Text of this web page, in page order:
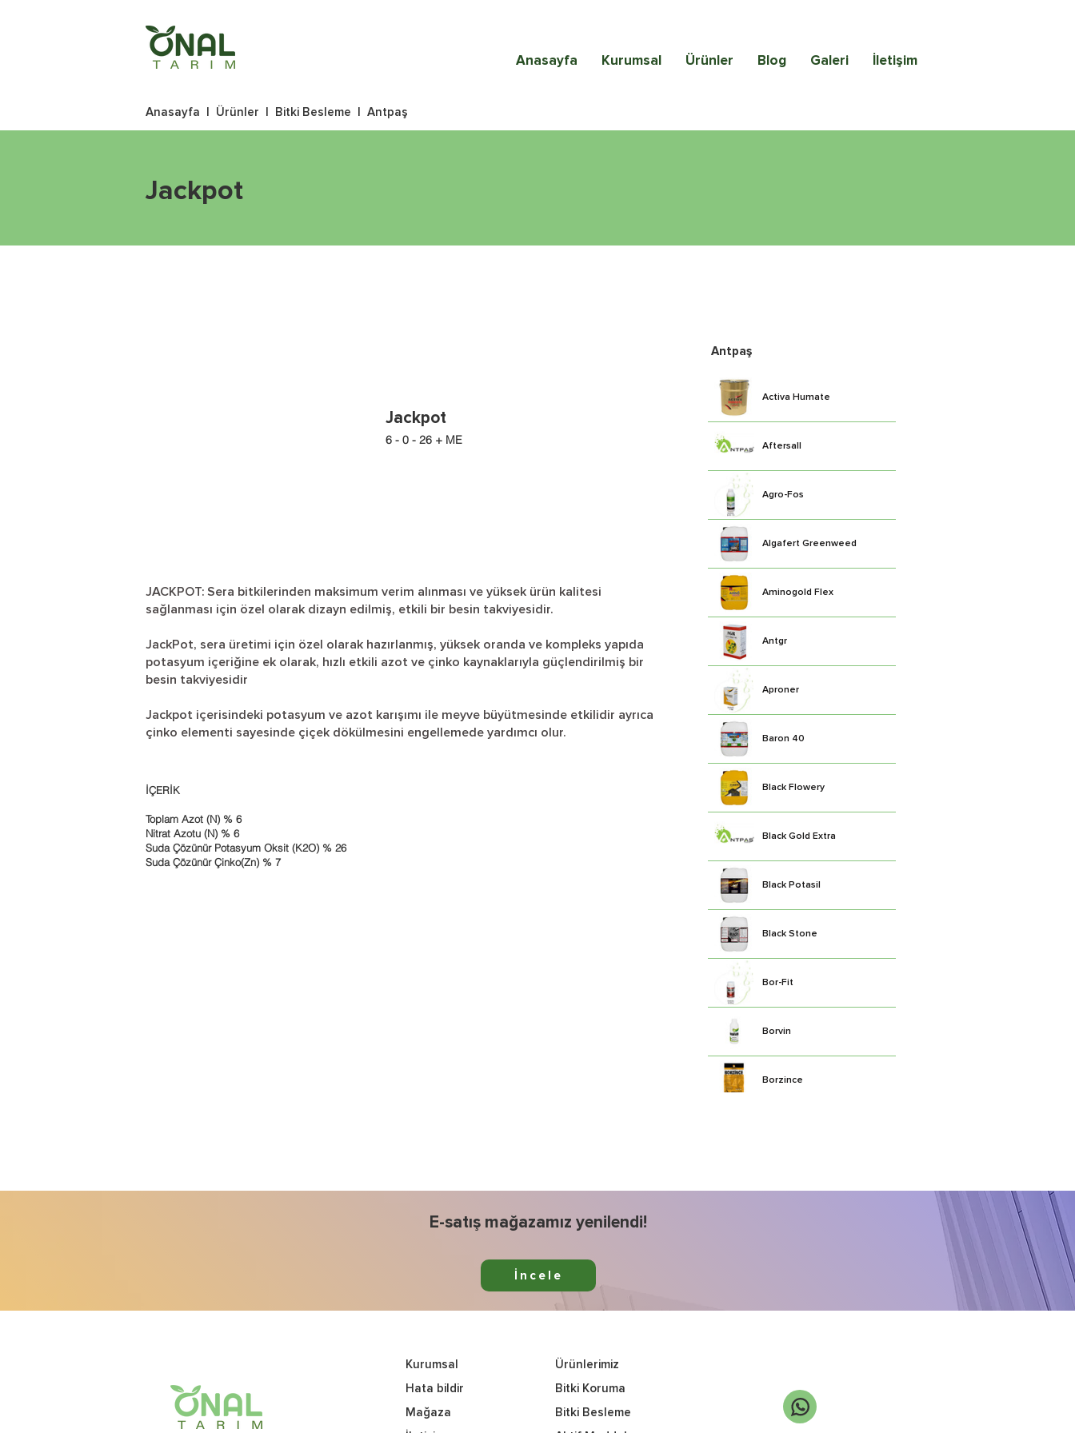
Anasayfa Kurumsal Ürünler Blog Galeri İletişim
Anasayfa Ürünler Bitki Besleme Antpaş
Jackpot
Jackpot
6 - 0 - 26 + ME
JACKPOT: Sera bitkilerinden maksimum verim alınması ve yüksek ürün kalitesi
sağlanması için özel olarak dizayn edilmiş, etkili bir besin takviyesidir.
JackPot, sera üretimi için özel olarak hazırlanmış, yüksek oranda ve kompleks yapıda
potasyum içeriğine ek olarak, hızlı etkili azot ve çinko kaynaklarıyla güçlendirilmiş bir
besin takviyesidir
Jackpot içerisindeki potasyum ve azot karışımı ile meyve büyütmesinde etkilidir ayrıca
çinko elementi sayesinde çiçek dökülmesini engellemede yardımcı olur.
İÇERİK
Toplam Azot (N) % 6
Nitrat Azotu (N) % 6
Suda Çözünür Potasyum Oksit (K2O) % 26
Suda Çözünür Çinko(Zn) % 7
Antpaş
Activa Humate
Aftersall
Agro-Fos
Algafert Greenweed
Aminogold Flex
Antgr
Aproner
Baron 40
Black Flowery
Black Gold Extra
Black Potasil
Black Stone
Bor-Fit
Borvin
Borzince
Cupro
E-satış mağazamız yenilendi!
İncele
Kurumsal
Hata bildir
Mağaza
Ürünlerimiz
Bitki Koruma
Bitki Besleme